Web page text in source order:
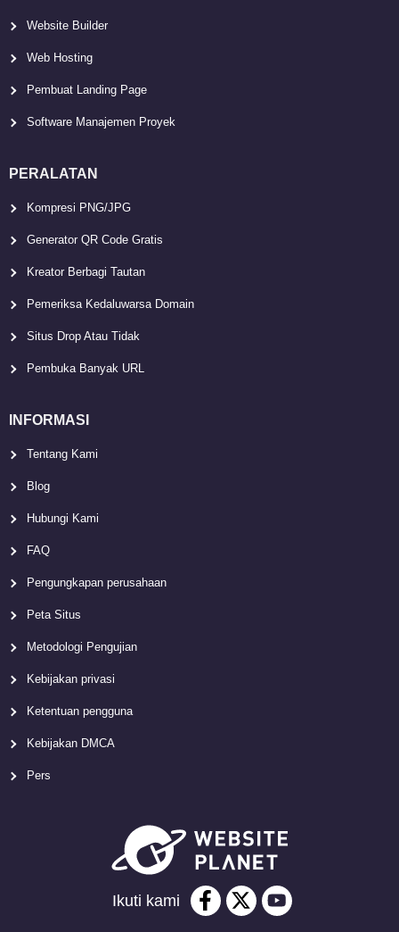
Website Builder
Web Hosting
Pembuat Landing Page
Software Manajemen Proyek
PERALATAN
Kompresi PNG/JPG
Generator QR Code Gratis
Kreator Berbagi Tautan
Pemeriksa Kedaluwarsa Domain
Situs Drop Atau Tidak
Pembuka Banyak URL
INFORMASI
Tentang Kami
Blog
Hubungi Kami
FAQ
Pengungkapan perusahaan
Peta Situs
Metodologi Pengujian
Kebijakan privasi
Ketentuan pengguna
Kebijakan DMCA
Pers
Ikuti kami